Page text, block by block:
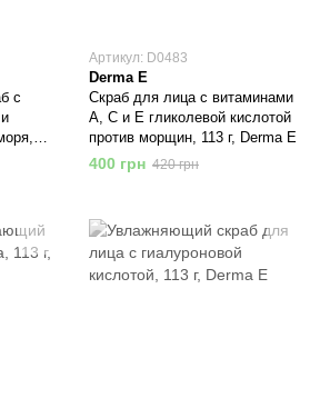
с
Артикул: D0483
Derma E
Скраб для лица с витаминами
А, С и Е гликолевой кислотой
против морщин, 113 г, Derma E
400 грн 420 грн